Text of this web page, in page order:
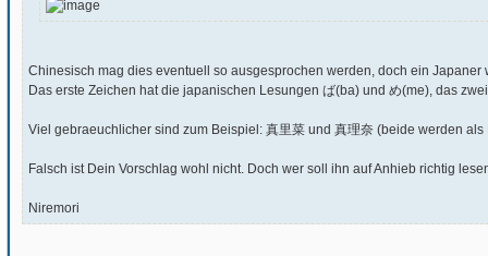
Chinesisch mag dies eventuell so ausgesprochen werden, doch ein
Das erste Zeichen hat die japanischen Lesungen ば(ba) und め(me), das
Viel gebraeuchlicher sind zum Beispiel: 真里菜 und 真理奈 (beide werden
Falsch ist Dein Vorschlag wohl nicht. Doch wer soll ihn auf Anhieb richtig
Niremori